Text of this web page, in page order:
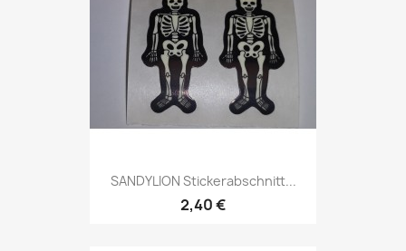
SANDYLION Stickerabschnitt...
2,40 €